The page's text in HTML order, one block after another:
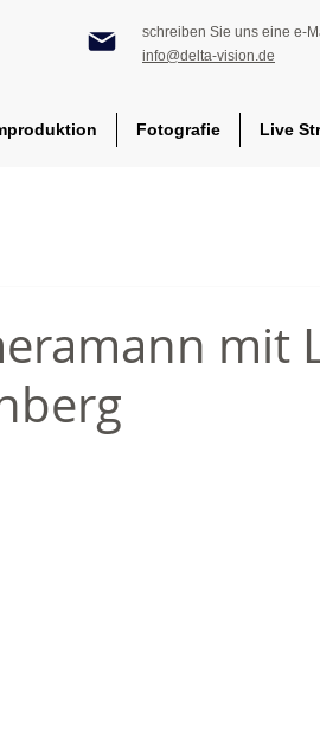
schreiben Sie uns eine e-
info@delta-vision.de
Fotografie Live
mit